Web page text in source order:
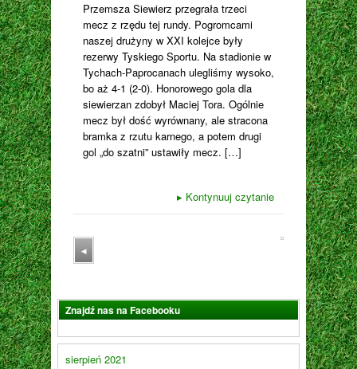
Przemsza Siewierz przegrała trzeci
mecz z rzędu tej rundy. Pogromcami
naszej drużyny w XXI kolejce były
rezerwy Tyskiego Sportu. Na stadionie w
Tychach-Paprocanach ulegliśmy wysoko,
bo aż 4-1 (2-0). Honorowego gola dla
siewierzan zdobył Maciej Tora. Ogólnie
mecz był dość wyrównany, ale stracona
bramka z rzutu karnego, a potem drugi
gol „do szatni” ustawiły mecz. […]
▸ Kontynuuj czytanie
◂
Znajdź nas na Facebooku
sierpień 2021